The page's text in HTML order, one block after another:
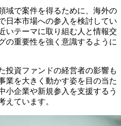
域で案件を得るために、海外の
日本市場への参入を検討してい
いテーマに取り組む人と情報交
の重要性を強く意識するように
投資ファンドの経営者の影響も
業を大きく動かす姿を目の当た
小企業や新規参入を支援するう
えています。